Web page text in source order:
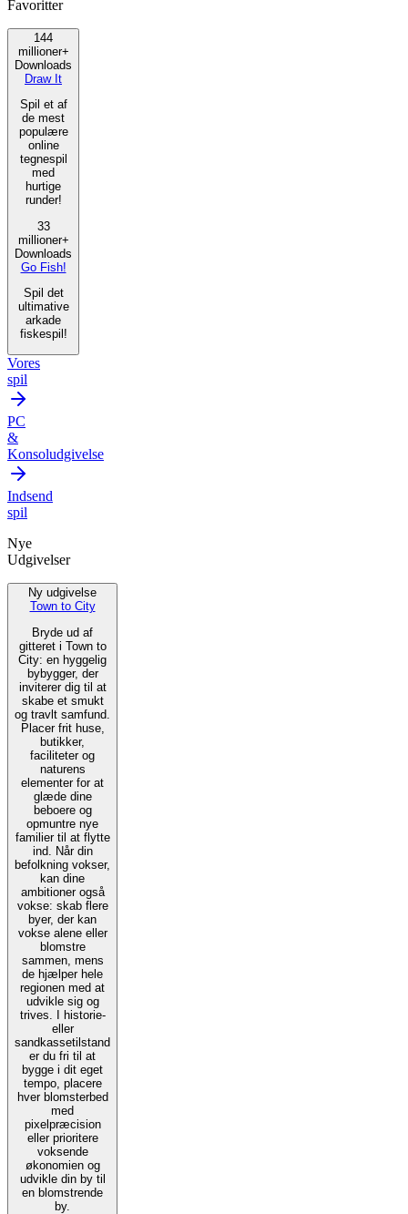
Favoritter
144
millioner+
Downloads
Draw It
Spil et af
de mest
populære
online
tegnespil
med
hurtige
runder!
33
millioner+
Downloads
Go Fish!
Spil det
ultimative
arkade
fiskespil!
Vores
spil
PC
&
Konsoludgivelse
Indsend
spil
Nye
Udgivelser
Ny udgivelse
Town to City
Bryde ud af
gitteret i Town to
City: en hyggelig
bybygger, der
inviterer dig til at
skabe et smukt
og travlt samfund.
Placer frit huse,
butikker,
faciliteter og
naturens
elementer for at
glæde dine
beboere og
opmuntre nye
familier til at flytte
ind. Når din
befolkning vokser,
kan dine
ambitioner også
vokse: skab flere
byer, der kan
vokse alene eller
blomstre
sammen, mens
de hjælper hele
regionen med at
udvikle sig og
trives. I historie-
eller
sandkassetilstand
er du fri til at
bygge i dit eget
tempo, placere
hver blomsterbed
med
pixelpræcision
eller prioritere
voksende
økonomien og
udvikle din by til
en blomstrende
by.